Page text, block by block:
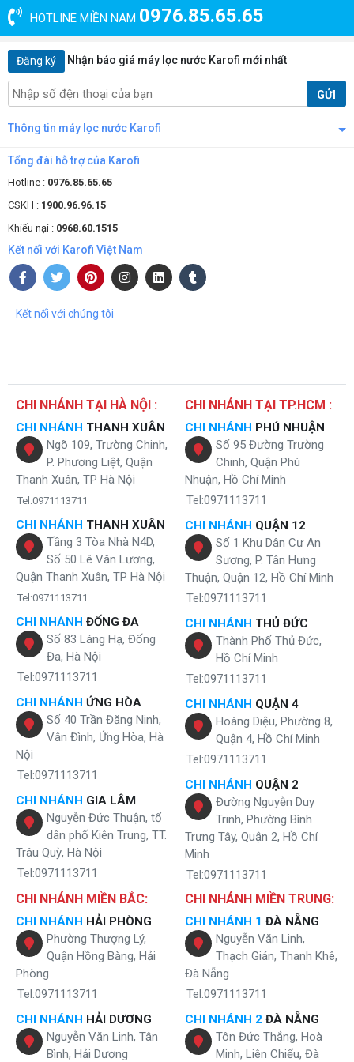
thể. Đồng thời nuôi dưỡng các tế bào phát triển khỏe mạnh.
silver của máy lọc nước 8 cấp Karofi KBW-8RO chứa hàng
ngang phân tử Ag+. Các ion này sẽ phân tán và tiêu diệt hoàn
toàn vi khuẩn có hại, tránh tái nhiễm mang lại nguồn nước
sạch lên đến 99,9%.
mạnh mẽ
Máy lọc nước lợ không tủ Karofi KT-KBW-9RO được ứng dụng
Smax DUO hiện đại bậc nhất nên hoạt động với công suất gấp đôi
thiết bị thông thường, cung cấp 12 lít nước tinh khiết mỗi giờ, đáp
ứng thoải mái nhu cầu sử dụng của gia đình có số lượng thành viên 4
- 5 với mật độ sử dụng thường xuyên.
Với công suất này, bạn không còn phải mất công đun nước hơn nữa
còn rất tiết kiệm chi phí. Bạn chỉ mất khoảng 193đ/lít siêu tiết kiệm,
mức chi phí rẻ hơn rất nhiều sơ với nước đóng chai mà còn rất tiện lợi
cho bạn và gia đình
Máy lọc nước lợ Karofi công suất mạnh mẽ
Thiết kế tối ưu, tiết kiệm không gian
Máy lọc nước lợ không tủ Karofi KT-KBW-9ROcó thiết kế rất thông minh,
sử dụng chất liệu cao cấp siêu bền, không bị ảnh hưởng bởi thời tiết
nồm ẩm ở Việt Nam. Ngoài ra, thiết bị còn có kích thước nhỏ gọn chỉ
rộng 200mm, tối ưu không gian, linh hoạt cho việc lắp đặt
rất thuận tiện cho mọi gia đình có không gian hạn chế.
HOTLINE MIỀN NAM 0976.85.65.65
Đăng ký Nhận báo giá máy lọc nước Karofi mới nhất
GỬI
Thông tin máy lọc nước Karofi
Tổng đài hỗ trợ của Karofi
Hotline : 0976.85.65.65
CSKH : 1900.96.96.15
Khiếu nại : 0968.60.1515
Kết nối với Karofi Việt Nam
Kết nối với chúng tôi
CHI NHÁNH TẠI HÀ NỘI :
CHI NHÁNH THANH XUÂN
Ngõ 109, Trường Chinh,
P. Phương Liệt, Quận
Thanh Xuân, TP Hà Nội
Tel:0971113711
CHI NHÁNH THANH XUÂN
Tầng 3 Tòa Nhà N4D,
Số 50 Lê Văn Lương,
Quận Thanh Xuân, TP Hà Nội
Tel:0971113711
CHI NHÁNH ĐỐNG ĐA
Số 83 Láng Hạ, Đống
Đa, Hà Nội
Tel:0971113711
CHI NHÁNH ỨNG HÒA
Số 40 Trần Đăng Ninh,
Vân Đình, Ứng Hòa, Hà
Nội
Tel:0971113711
CHI NHÁNH GIA LÂM
Nguyễn Đức Thuận, tổ
dân phố Kiên Trung, TT.
Trâu Quỳ, Hà Nội
Tel:0971113711
CHI NHÁNH TẠI TP.HCM :
CHI NHÁNH PHÚ NHUẬN
Số 95 Đường Trường
Chinh, Quận Phú
Nhuận, Hồ Chí Minh
Tel:0971113711
CHI NHÁNH QUẬN 12
Số 1 Khu Dân Cư An
Sương, P. Tân Hưng
Thuận, Quận 12, Hồ Chí Minh
Tel:0971113711
CHI NHÁNH THỦ ĐỨC
Thành Phố Thủ Đức,
Hồ Chí Minh
Tel:0971113711
CHI NHÁNH QUẬN 4
Hoàng Diệu, Phường 8,
Quận 4, Hồ Chí Minh
Tel:0971113711
CHI NHÁNH QUẬN 2
Đường Nguyễn Duy
Trinh, Phường Bình
Trưng Tây, Quận 2, Hồ Chí
Minh
Tel:0971113711
CHI NHÁNH MIỀN BẮC:
CHI NHÁNH HẢI PHÒNG
Phường Thượng Lý,
Quận Hồng Bàng, Hải
Phòng
Tel:0971113711
CHI NHÁNH HẢI DƯƠNG
Nguyễn Văn Linh, Tân
Bình, Hải Dương
CHI NHÁNH MIỀN TRUNG:
CHI NHÁNH 1 ĐÀ NẴNG
Nguyễn Văn Linh,
Thạch Gián, Thanh Khê,
Đà Nẵng
Tel:0971113711
CHI NHÁNH 2 ĐÀ NẴNG
Tôn Đức Thắng, Hoà
Minh, Liên Chiểu, Đà